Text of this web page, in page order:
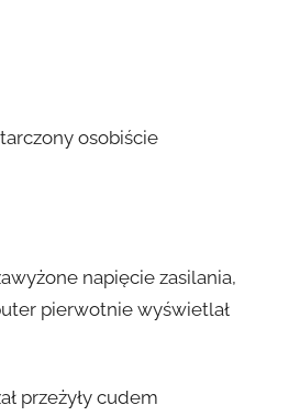
osobiście
napięcie zasilania,
pierwotnie wyświetlał
przeżyły cudem